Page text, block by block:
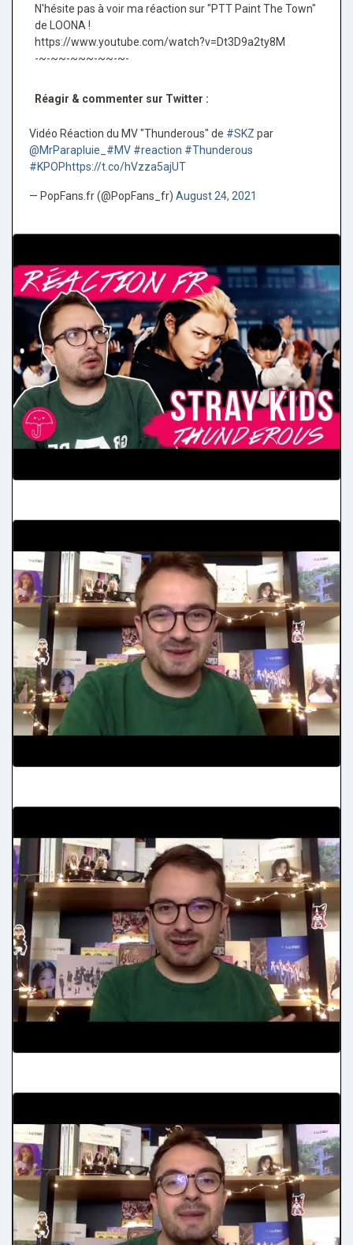
N'hésite pas à voir ma réaction sur "PTT Paint The Town"
de LOONA !
https://www.youtube.com/watch?v=Dt3D9a2ty8M
-~-~~-~~~-~~-~-
Réagir & commenter sur Twitter :
Vidéo Réaction du MV "Thunderous" de #SKZ par
@MrParapluie_ #MV #reaction #Thunderous
#KPOPhttps://t.co/hVzza5ajUT
— PopFans.fr (@PopFans_fr) August 24, 2021